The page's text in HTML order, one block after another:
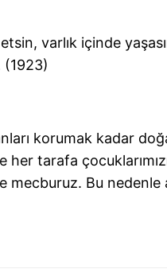
varlık içinde
(1923)
korumak kadar
tarafa
Bu nedenle